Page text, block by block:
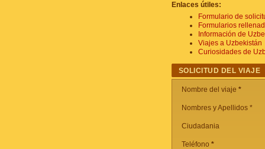
Enlaces útiles:
Formulario de
Formularios
Información de
Viajes a Uzbekistán
Curiosidades de
SOLICITUD DEL VIAJE
Nombre del viaje *
Nombres y Apellidos *
Ciudadania
Teléfono *